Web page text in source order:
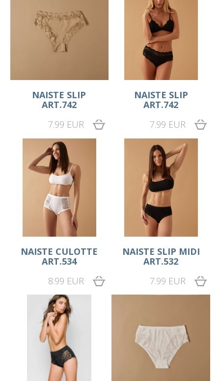
NAISTE SLIP
ART.742
7.99 EUR
NAISTE SLIP
ART.742
7.99 EUR
NAISTE CULOTTE
ART.534
8.99 EUR
NAISTE SLIP MIDI
ART.532
7.99 EUR